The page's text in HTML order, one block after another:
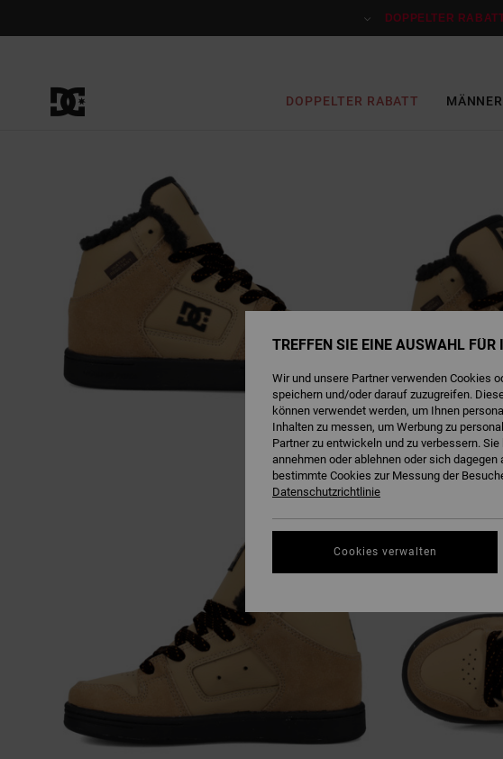
DOPPELTER
DOPPELTER RABATT MÄNNER
TREFFEN SIE EINE AUSWAHL FÜR
Wir und unsere Partner verwenden Cookies
speichern und/oder darauf zuzugreifen.
können verwendet werden, um Ihnen
Inhalten zu messen, um Werbung zu
Partner zu entwickeln und zu verbessern.
annehmen oder ablehnen oder sich
bestimmte Cookies zur Messung der
Datenschutzrichtlinie
Cookies verwalten